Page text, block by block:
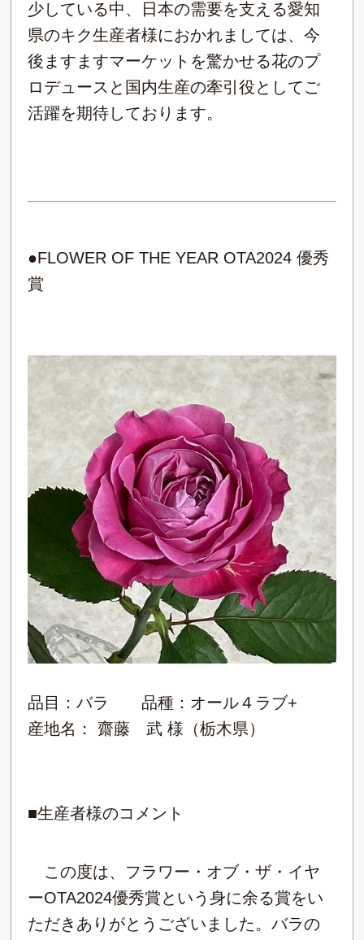
少している中、日本の需要を支える愛知
県のキク生産者様におかれましては、今
後ますますマーケットを驚かせる花のプ
ロデュースと国内生産の牽引役としてご
活躍を期待しております。
●FLOWER OF THE YEAR OTA2024 優秀
賞
品目：バラ 品種：オール４ラブ+
産地名： 齋藤 武 様（栃木県）
■生産者様のコメント
この度は、フラワー・オブ・ザ・イヤ
ーOTA2024優秀賞という身に余る賞をい
ただきありがとうございました。バラの